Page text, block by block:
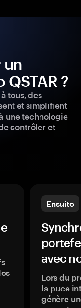
un
?
tous, des
et simplifient
une technologie
contrôler et
Ensuite
avec
Lors du
la puce
génère